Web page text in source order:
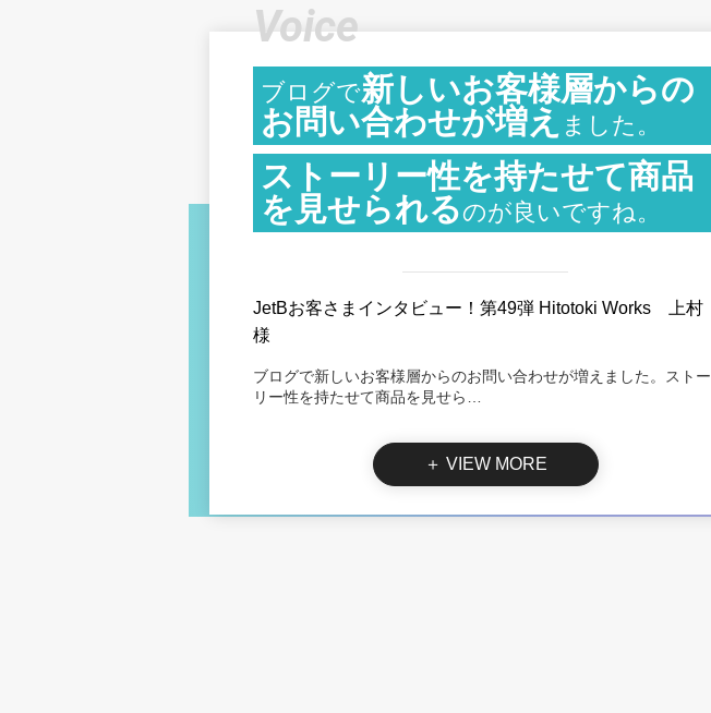
Voice
ブログで新しいお客様層からの
お問い合わせが増え ました。
ストーリー性を持たせて商品
を見せられるのが良いですね。
JetBお客さまインタビュー！第49弾 Hitotoki Works 上村
様
ブログで新しいお客様層からのお問い合わせが増えました。ストー
リー性を持たせて商品を見せら…
＋ VIEW MORE